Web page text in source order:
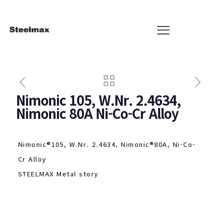
Nimonic 105, W.Nr. 2.4634,
Nimonic 80A Ni-Co-Cr Alloy
Nimonic®105, W.Nr. 2.4634, Nimonic®80A, Ni-Co-
Cr Alloy
STEELMAX Metal story